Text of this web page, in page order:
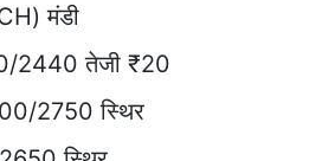
मंडी
2440 तेजी ₹20
2750 स्थिर